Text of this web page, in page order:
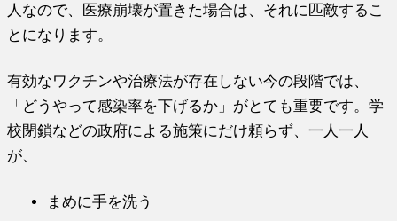
人なので、医療崩壊が置きた場合は、それに匹敵するこ
とになります。
有効なワクチンや治療法が存在しない今の段階では、
「どうやって感染率を下げるか」がとても重要です。学
校閉鎖などの政府による施策にだけ頼らず、一人一人
が、
まめに手を洗う